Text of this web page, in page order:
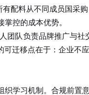
配料从不同成员国采
控的成本优势。
队负责品牌推广与社
迁移点在于：企业不
学习机制。合规前置